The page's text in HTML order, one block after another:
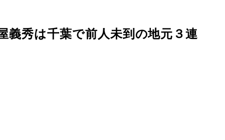
義秀は千葉で前人未到の地元３連